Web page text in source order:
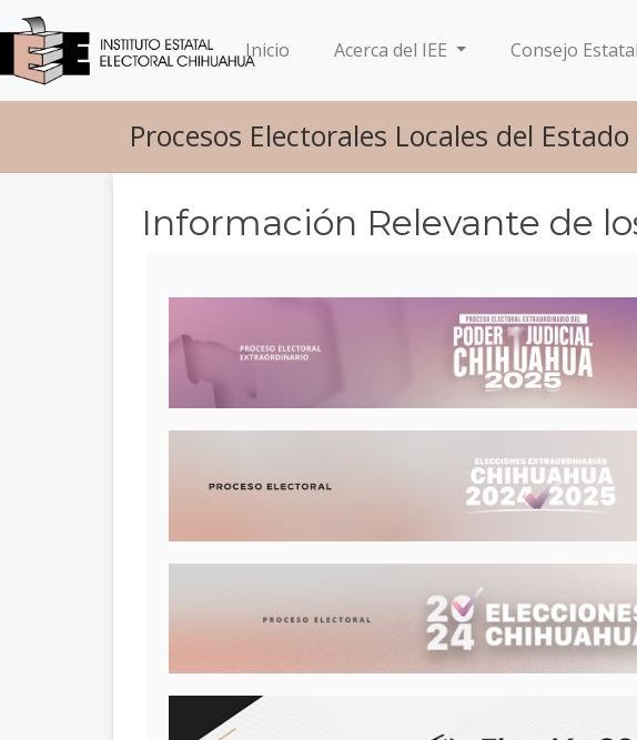
Inicio(current)Acerca del IEE Consejo Estatal
Procesos Electorales Locales del
Información Relevante de